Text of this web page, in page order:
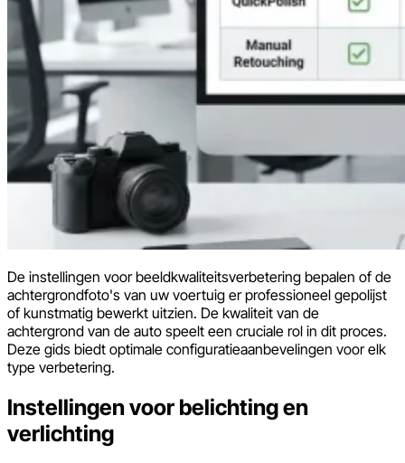
De instellingen voor beeldkwaliteitsverbetering bepalen of de
achtergrondfoto's van uw voertuig er professioneel gepolijst
of kunstmatig bewerkt uitzien. De kwaliteit van de
achtergrond van de auto speelt een cruciale rol in dit proces.
Deze gids biedt optimale configuratieaanbevelingen voor elk
type verbetering.
Instellingen voor belichting en
verlichting